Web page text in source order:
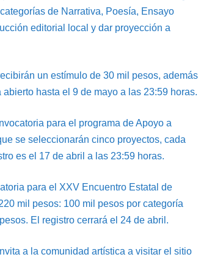
de Narrativa, Poesía, Ensayo
editorial local y dar proyección a
un estímulo de 30 mil pesos, además
hasta el 9 de mayo a las 23:59 horas.
para el programa de Apoyo a
se seleccionarán cinco proyectos, cada
es el 17 de abril a las 23:59 horas.
para el XXV Encuentro Estatal de
mil pesos: 100 mil pesos por categoría
El registro cerrará el 24 de abril.
a la comunidad artística a visitar el sitio